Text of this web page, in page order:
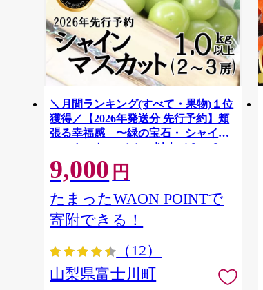
＼月間ランキング(すべて・果物)１位
獲得／【2026年発送分 先行予約】頬
張る幸福感 〜緑の宝石・ シャイン
マスカット 〜 １ｋｇ以上（２〜３
房） フルーツ 山梨県産 果物 くだも
の シャイン マスカット ぶどう ブド
ウ 葡萄 大粒 種なし 先行予約 富士川
町 10000円 一万円 9000円 九千円
9,000 円
たまったWAON POINTで
寄附できる！
（12）
山梨県富士川町